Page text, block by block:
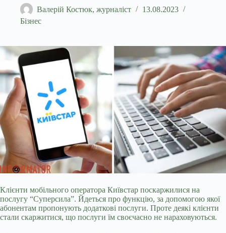
Валерій Костюк, журналіст
13.08.2023
Бізнес
Клієнти мобільного оператора Київстар поскаржилися на
послугу “Суперсила”. Йдеться про функцію, за допомогою якої
абонентам пропонують додаткові послуги. Проте деякі клієнти
стали скаржитися, що послуги їм своєчасно не нараховуються.